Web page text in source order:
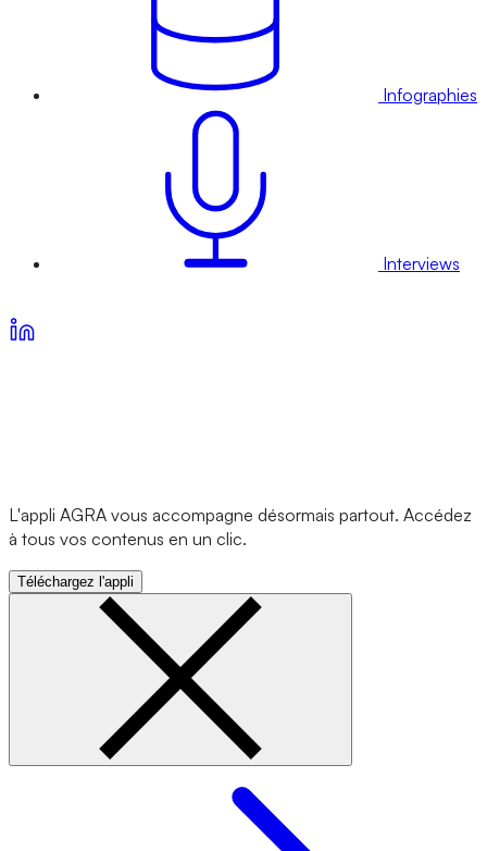
Infographies
Interviews
L'appli AGRA vous accompagne désormais partout. Accédez
à tous vos contenus en un clic.
Téléchargez l'appli